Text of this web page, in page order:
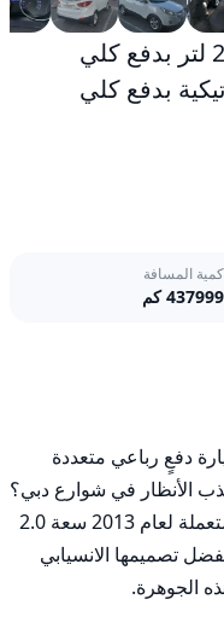
هيونداي توكسون 2013 سعة 2.4 لتر بدفع كلي
بدفع كلي
كمية المسافة
437999كم